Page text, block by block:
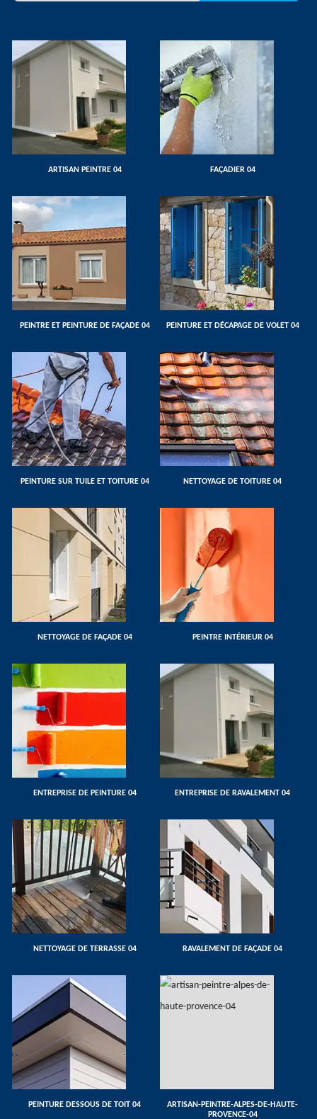
ARTISAN PEINTRE 04 FAÇADIER 04
PEINTRE ET PEINTURE DE FAÇADE 04 PEINTURE ET DÉCAPAGE DE VOLET 04
PEINTURE SUR TUILE ET TOITURE 04 NETTOYAGE DE TOITURE 04
NETTOYAGE DE FAÇADE 04 PEINTRE INTÉRIEUR 04
ENTREPRISE DE PEINTURE 04 ENTREPRISE DE RAVALEMENT 04
NETTOYAGE DE TERRASSE 04 RAVALEMENT DE FAÇADE 04
PEINTURE DESSOUS DE TOIT 04
ARTISAN-PEINTRE-ALPES-DE-HAUTE-
PROVENCE-04